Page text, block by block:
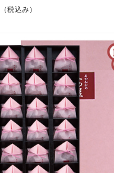
（税込み）